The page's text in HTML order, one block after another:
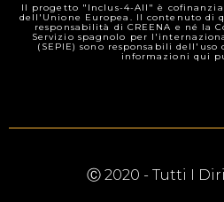
Il progetto "Inclus-4-All" è
dell'Unione Europea. Il contenuto di
responsabilità di CREENA e né la
Servizio spagnolo per
(SEPIE) sono responsabili dell'uso
informazioni qui
Ⓒ 2020 - Tutti I